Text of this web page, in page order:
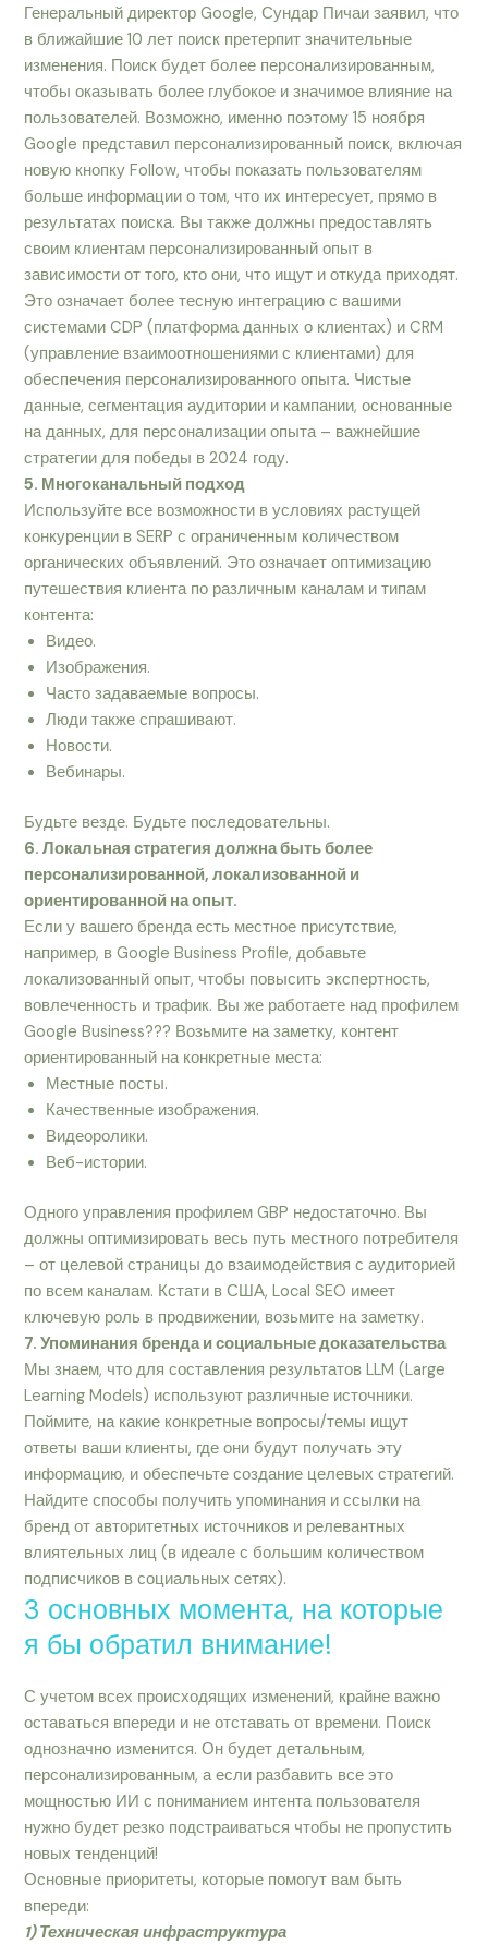
Генеральный директор Google, Сундар Пичаи заявил, что
в ближайшие 10 лет поиск претерпит значительные
изменения. Поиск будет более персонализированным,
чтобы оказывать более глубокое и значимое влияние на
пользователей. Возможно, именно поэтому 15 ноября
Google представил персонализированный поиск, включая
новую кнопку Follow, чтобы показать пользователям
больше информации о том, что их интересует, прямо в
результатах поиска. Вы также должны предоставлять
своим клиентам персонализированный опыт в
зависимости от того, кто они, что ищут и откуда приходят.
Это означает более тесную интеграцию с вашими
системами CDP (платформа данных о клиентах) и CRM
(управление взаимоотношениями с клиентами) для
обеспечения персонализированного опыта. Чистые
данные, сегментация аудитории и кампании, основанные
на данных, для персонализации опыта – важнейшие
стратегии для победы в 2024 году.
5. Многоканальный подход
Используйте все возможности в условиях растущей
конкуренции в SERP с ограниченным количеством
органических объявлений. Это означает оптимизацию
путешествия клиента по различным каналам и типам
контента:
Видео.
Изображения.
Часто задаваемые вопросы.
Люди также спрашивают.
Новости.
Вебинары.
Будьте везде. Будьте последовательны.
6. Локальная стратегия должна быть более
персонализированной, локализованной и
ориентированной на опыт.
Если у вашего бренда есть местное присутствие,
например, в Google Business Profile, добавьте
локализованный опыт, чтобы повысить экспертность,
вовлеченность и трафик. Вы же работаете над профилем
Google Business??? Возьмите на заметку, контент
ориентированный на конкретные места:
Местные посты.
Качественные изображения.
Видеоролики.
Веб-истории.
Одного управления профилем GBP недостаточно. Вы
должны оптимизировать весь путь местного потребителя
– от целевой страницы до взаимодействия с аудиторией
по всем каналам. Кстати в США, Local SEO имеет
ключевую роль в продвижении, возьмите на заметку.
7. Упоминания бренда и социальные доказательства
Мы знаем, что для составления результатов LLM (Large
Learning Models) используют различные источники.
Поймите, на какие конкретные вопросы/темы ищут
ответы ваши клиенты, где они будут получать эту
информацию, и обеспечьте создание целевых стратегий.
Найдите способы получить упоминания и ссылки на
бренд от авторитетных источников и релевантных
влиятельных лиц (в идеале с большим количеством
подписчиков в социальных сетях).
3 основных момента, на которые
я бы обратил внимание!
С учетом всех происходящих изменений, крайне важно
оставаться впереди и не отставать от времени. Поиск
однозначно изменится. Он будет детальным,
персонализированным, а если разбавить все это
мощностью ИИ с пониманием интента пользователя
нужно будет резко подстраиваться чтобы не пропустить
новых тенденций!
Основные приоритеты, которые помогут вам быть
впереди:
1) Техническая инфраструктура